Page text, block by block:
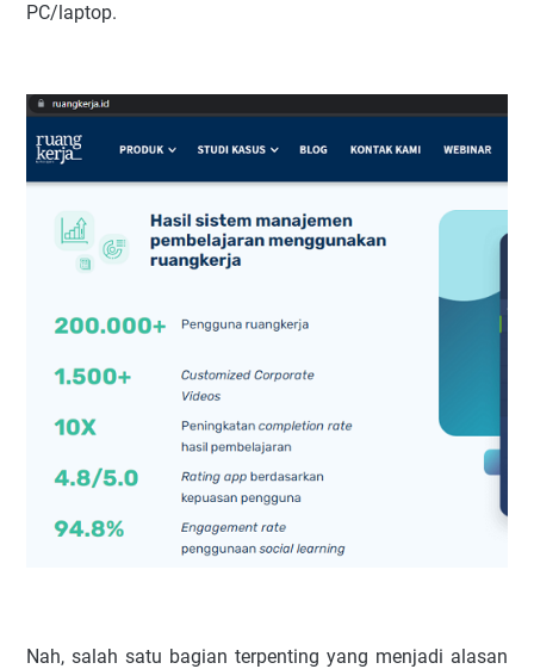
PC/laptop.
Nah, salah satu bagian terpenting yang menjadi alasan